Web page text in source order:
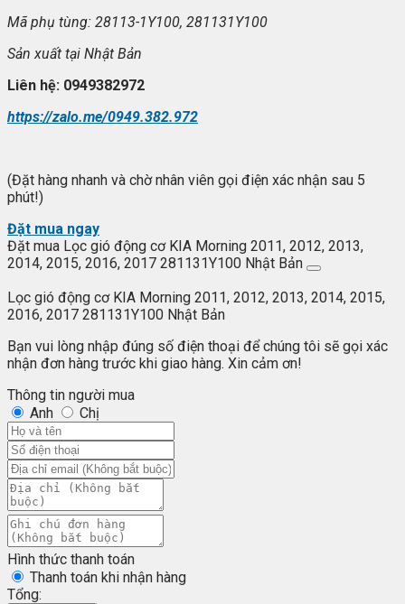
Mã phụ tùng: 28113-1Y100, 281131Y100
Sản xuất tại Nhật Bản
Liên hệ: 0949382972
https://zalo.me/0949.382.972
(Đặt hàng nhanh và chờ nhân viên gọi điện xác nhận sau 5
phút!)
Đặt mua ngay
Đặt mua Lọc gió động cơ KIA Morning 2011, 2012, 2013,
2014, 2015, 2016, 2017 281131Y100 Nhật Bản
Lọc gió động cơ KIA Morning 2011, 2012, 2013, 2014, 2015,
2016, 2017 281131Y100 Nhật Bản
Bạn vui lòng nhập đúng số điện thoại để chúng tôi sẽ gọi xác
nhận đơn hàng trước khi giao hàng. Xin cảm ơn!
Thông tin người mua
Anh
Chị
Hình thức thanh toán
Thanh toán khi nhận hàng
Tổng: